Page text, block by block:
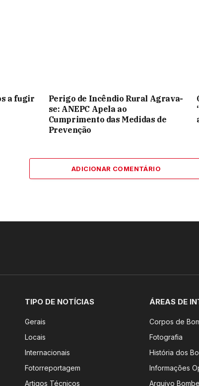
a fugir
Perigo de Incêndio Rural Agrava-
se: ANEPC Apela ao
Cumprimento das Medidas de
Prevenção
ADICIONAR COMENTÁRIO
TIPO DE NOTÍCIAS
Gerais
Locais
Internacionais
Fotorreportagem
Artigos Técnicos
ÁREAS DE
Corpos de
Fotografia
História dos
Informações
Arquivo